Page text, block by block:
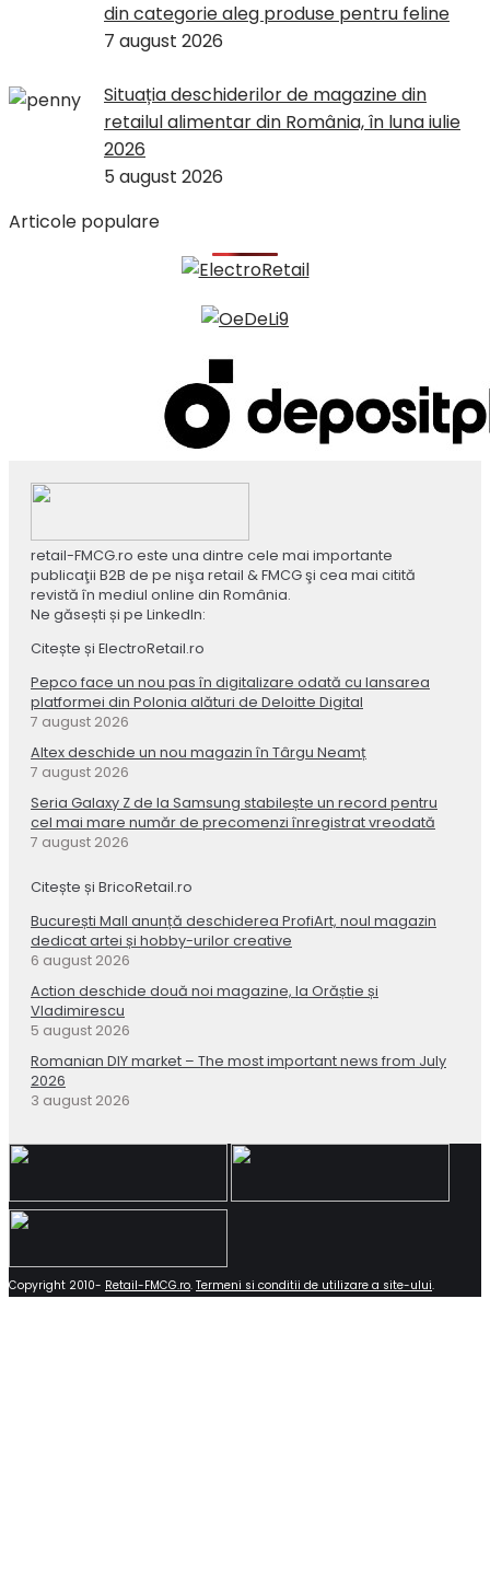
din categorie aleg produse pentru feline
7 august 2026
Situația deschiderilor de magazine din
retailul alimentar din România, în luna iulie
2026
5 august 2026
Articole populare
retail-FMCG.ro este una dintre cele mai importante
publicaţii B2B de pe nişa retail & FMCG şi cea mai citită
revistă în mediul online din România.
Ne găsești și pe LinkedIn:
Citește și ElectroRetail.ro
Pepco face un nou pas în digitalizare odată cu lansarea
platformei din Polonia alături de Deloitte Digital
7 august 2026
Altex deschide un nou magazin în Târgu Neamț
7 august 2026
Seria Galaxy Z de la Samsung stabilește un record pentru
cel mai mare număr de precomenzi înregistrat vreodată
7 august 2026
Citește și BricoRetail.ro
București Mall anunță deschiderea ProfiArt, noul magazin
dedicat artei și hobby-urilor creative
6 august 2026
Action deschide două noi magazine, la Orăștie și
Vladimirescu
5 august 2026
Romanian DIY market – The most important news from July
2026
3 august 2026
Copyright 2010- Retail-FMCG.ro. Termeni si conditii de utilizare a site-ului.